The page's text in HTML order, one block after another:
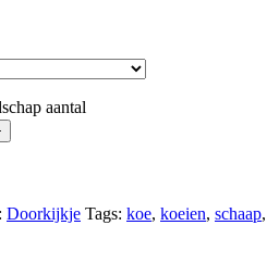
aantal
Doorkijkje Tags: koe, koeien, schaap,